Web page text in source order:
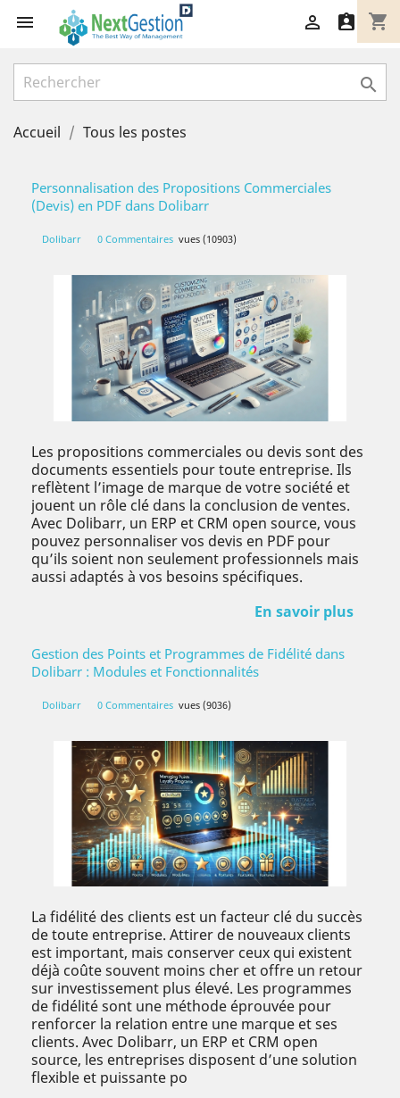
 shopping_cart
 

Accueil Tous les postes
Personnalisation des Propositions Commerciales
(Devis) en PDF dans Dolibarr
Dolibarr 0 Commentaires vues (10903)
Les propositions commerciales ou devis sont des
documents essentiels pour toute entreprise. Ils
reflètent l’image de marque de votre société et
jouent un rôle clé dans la conclusion de ventes.
Avec Dolibarr, un ERP et CRM open source, vous
pouvez personnaliser vos devis en PDF pour
qu’ils soient non seulement professionnels mais
aussi adaptés à vos besoins spécifiques.
En savoir plus
Gestion des Points et Programmes de Fidélité dans
Dolibarr : Modules et Fonctionnalités
Dolibarr 0 Commentaires vues (9036)
La fidélité des clients est un facteur clé du succès
de toute entreprise. Attirer de nouveaux clients
est important, mais conserver ceux qui existent
déjà coûte souvent moins cher et offre un retour
sur investissement plus élevé. Les programmes
de fidélité sont une méthode éprouvée pour
renforcer la relation entre une marque et ses
clients. Avec Dolibarr, un ERP et CRM open
source, les entreprises disposent d’une solution
flexible et puissante po